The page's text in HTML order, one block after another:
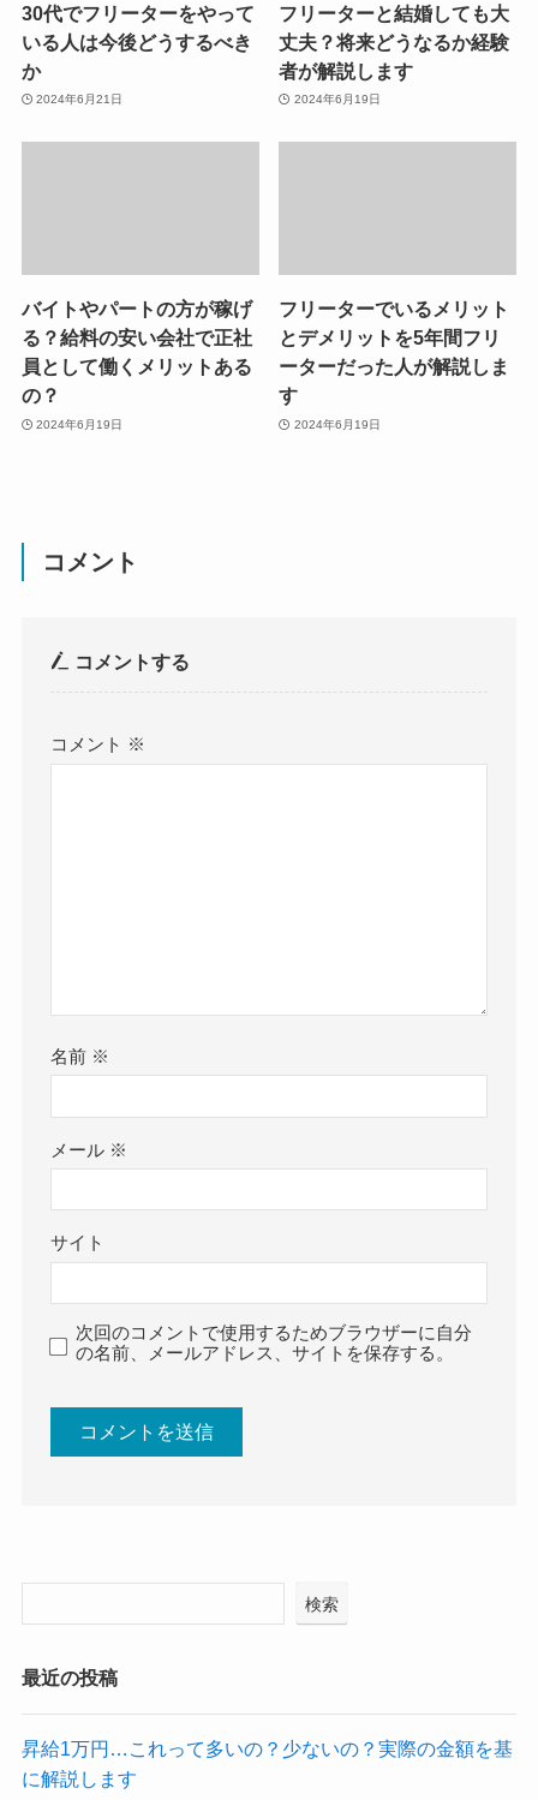
30代でフリーターをやって
いる人は今後どうするべき
か
2024年6月21日
フリーターと結婚しても大
丈夫？将来どうなるか経験
者が解説します
2024年6月19日
バイトやパートの方が稼げ
る？給料の安い会社で正社
員として働くメリットある
の？
2024年6月19日
フリーターでいるメリット
とデメリットを5年間フリ
ーターだった人が解説しま
す
2024年6月19日
コメント
コメントする
コメント ※
名前 ※
メール ※
サイト
次回のコメントで使用するためブラウザーに自分
の名前、メールアドレス、サイトを保存する。
検索
最近の投稿
昇給1万円…これって多いの？少ないの？実際の金額を基
に解説します